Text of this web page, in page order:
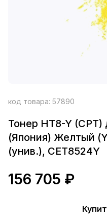
код товара: 57890
Тонер HT8-Y
(Япония) Желтый
(унив.), CET8524Y
156 705 ₽